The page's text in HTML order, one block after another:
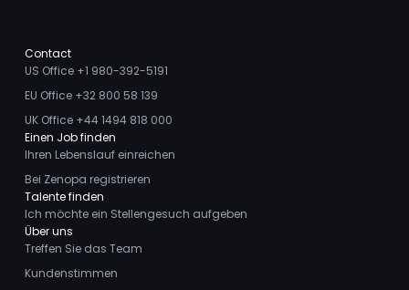
Contact
US Office +1 980-392-5191
EU Office +32 800 58 139
UK Office +44 1494 818 000
Einen Job finden
Ihren Lebenslauf einreichen
Bei Zenopa registrieren
Talente finden
Ich möchte ein Stellengesuch aufgeben
Über uns
Treffen Sie das Team
Kundenstimmen